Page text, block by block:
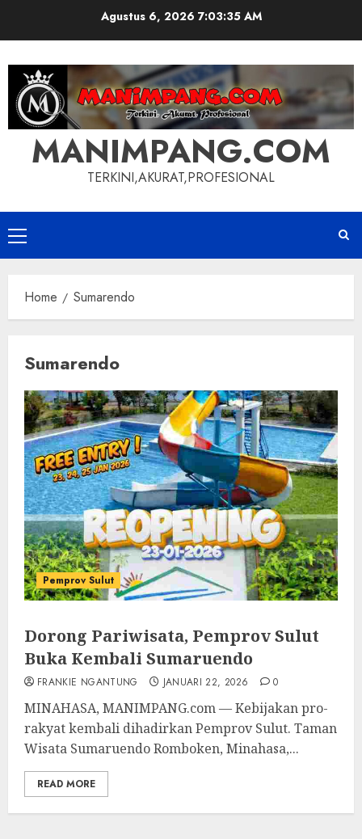
Agustus 6, 2026 7:03:35 AM
MANIMPANG.COM
TERKINI,AKURAT,PROFESIONAL
Primary
Menu
Home Sumarendo
Sumarendo
Pemprov Sulut
Dorong Pariwisata, Pemprov Sulut
Buka Kembali Sumaruendo
FRANKIE NGANTUNG JANUARI 22, 2026 0
MINAHASA, MANIMPANG.com — Kebijakan pro-
rakyat kembali dihadirkan Pemprov Sulut. Taman
Wisata Sumaruendo Romboken, Minahasa,...
READ MORE